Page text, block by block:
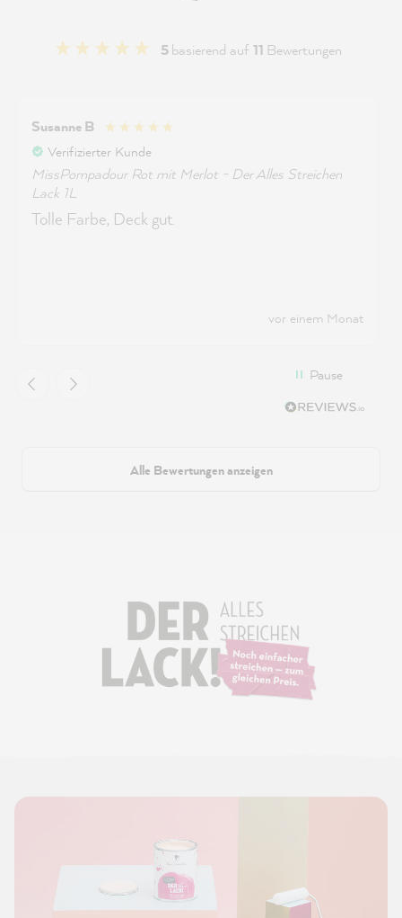
5basierend auf 11 Bewertungen
Susanne B
Verifizierter Kunde
MissPompadour Rot mit Merlot - Der Alles Streichen
Lack 1L
Tolle Farbe, Deck gut.
vor einem Monat
Pause
Alle Bewertungen anzeigen